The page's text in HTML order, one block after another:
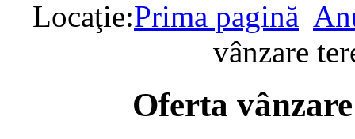
Locaţie:Prima pagină
vânzare
Oferta